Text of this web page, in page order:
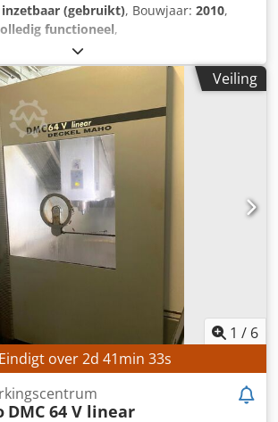
(gebruikt), Bouwjaar: 2010,
functioneel,
18199
Y-as:410 mm,
Z-as:
, spilsnelheid (max.):
posities in het gereedschapsmagazijn:
GEGEVENS CNC-besturing: FANUC 30iM
Werkbereik Verplaatsing X-as: 550
Y-as: 410 mm Verplaatsing Z-as: 450 mm
+110 tot −110° Draaibereik C-as: 360°
X-, Y- en Z-as: 50.000 mm/min
30 min⁻¹ Snelle voeding C-as: 50 min⁻¹
Aantal standaard
30 Uitbreiding van het
210 gereedschaphouders
uitbreiding naar 240
Palletsysteem Aantal pallets: 10
mm Palletopname: Capto C6
Ø 250 × H 250 mm
max. 40 kg Palletklemmingskracht: 22,5
Anwsa Hoofdspindel
– 20.000 omw/min Motorvermogen:
Veiling
1 / 6
Eindigt over2d 41min 31s
DMC 64 V linear